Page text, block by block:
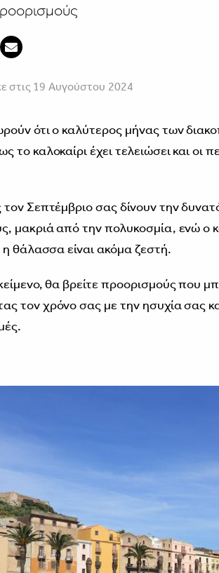
στις 19 Αυγούστου 2024
ότι ο καλύτερος μήνας των
το καλοκαίρι έχει τελειώσει και οι
τον Σεπτέμβριο σας δίνουν την
μακριά από την πολυκοσμία, ενώ ο
η θάλασσα είναι ακόμα ζεστή.
θα βρείτε προορισμούς που
τον χρόνο σας με την ησυχία σας